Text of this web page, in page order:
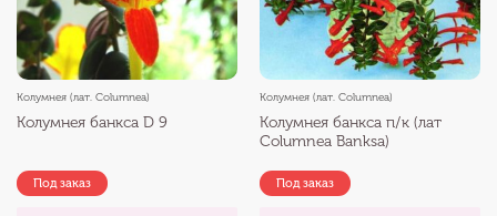
Колумнея (лат. Columnea)
Колумнея банкса D 9
Под заказ
Колумнея (лат. Columnea)
Колумнея банкса п/к (лат
Сolumnea Banksa)
Под заказ